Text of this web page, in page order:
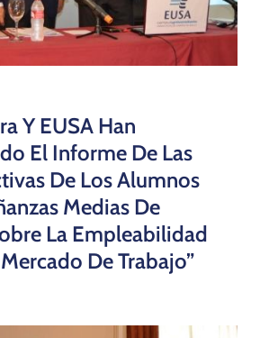
Y EUSA Han
El Informe De Las
De Los Alumnos
Medias De
La Empleabilidad
De Trabajo”